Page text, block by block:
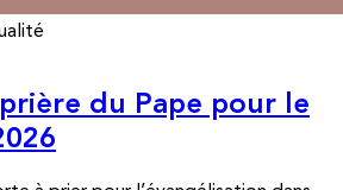
du Pape pour le